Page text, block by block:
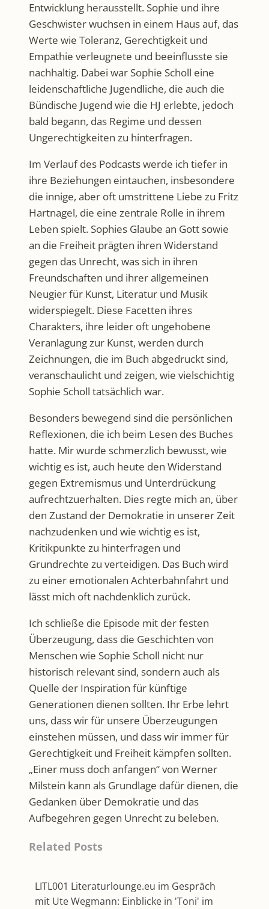
Entwicklung herausstellt. Sophie und ihre
Geschwister wuchsen in einem Haus auf, das
Werte wie Toleranz, Gerechtigkeit und
Empathie verleugnete und beeinflusste sie
nachhaltig. Dabei war Sophie Scholl eine
leidenschaftliche Jugendliche, die auch die
Bündische Jugend wie die HJ erlebte, jedoch
bald begann, das Regime und dessen
Ungerechtigkeiten zu hinterfragen.
Im Verlauf des Podcasts werde ich tiefer in
ihre Beziehungen eintauchen, insbesondere
die innige, aber oft umstrittene Liebe zu Fritz
Hartnagel, die eine zentrale Rolle in ihrem
Leben spielt. Sophies Glaube an Gott sowie
an die Freiheit prägten ihren Widerstand
gegen das Unrecht, was sich in ihren
Freundschaften und ihrer allgemeinen
Neugier für Kunst, Literatur und Musik
widerspiegelt. Diese Facetten ihres
Charakters, ihre leider oft ungehobene
Veranlagung zur Kunst, werden durch
Zeichnungen, die im Buch abgedruckt sind,
veranschaulicht und zeigen, wie vielschichtig
Sophie Scholl tatsächlich war.
Besonders bewegend sind die persönlichen
Reflexionen, die ich beim Lesen des Buches
hatte. Mir wurde schmerzlich bewusst, wie
wichtig es ist, auch heute den Widerstand
gegen Extremismus und Unterdrückung
aufrechtzuerhalten. Dies regte mich an, über
den Zustand der Demokratie in unserer Zeit
nachzudenken und wie wichtig es ist,
Kritikpunkte zu hinterfragen und
Grundrechte zu verteidigen. Das Buch wird
zu einer emotionalen Achterbahnfahrt und
lässt mich oft nachdenklich zurück.
Ich schließe die Episode mit der festen
Überzeugung, dass die Geschichten von
Menschen wie Sophie Scholl nicht nur
historisch relevant sind, sondern auch als
Quelle der Inspiration für künftige
Generationen dienen sollten. Ihr Erbe lehrt
uns, dass wir für unsere Überzeugungen
einstehen müssen, und dass wir immer für
Gerechtigkeit und Freiheit kämpfen sollten.
„Einer muss doch anfangen“ von Werner
Milstein kann als Grundlage dafür dienen, die
Gedanken über Demokratie und das
Aufbegehren gegen Unrecht zu beleben.
Related Posts
LITL001 Literaturlounge.eu im Gespräch
mit Ute Wegmann: Einblicke in 'Toni' im